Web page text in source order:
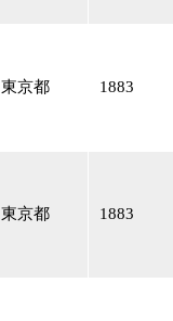
東京都 1883
東京都 1883